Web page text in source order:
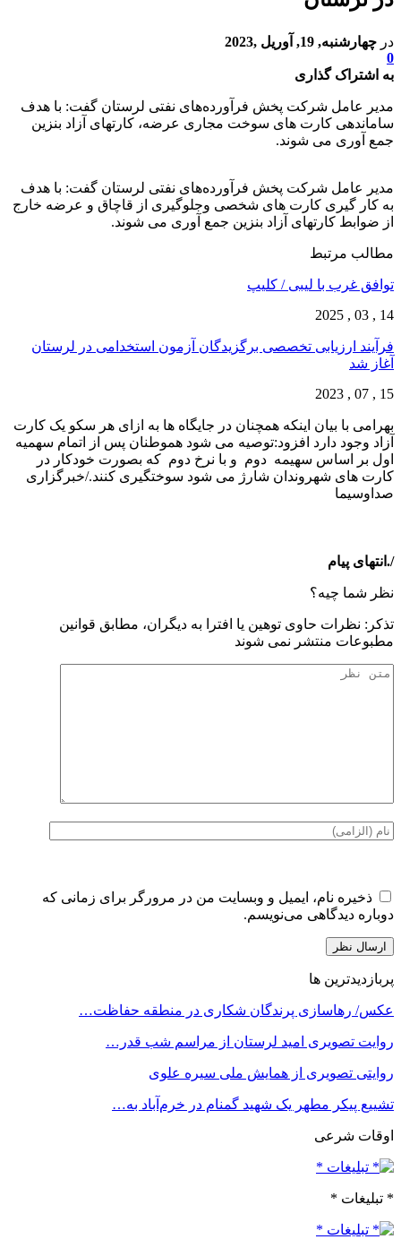
در چهارشنبه, 19, آوریل ,2023
0
به اشتراک گذاری
مدیر عامل شرکت پخش فرآورده‌های نفتی لرستان گفت: با هدف
ساماندهی کارت های سوخت مجاری عرضه، کارتهای آزاد بنزین
جمع آوری می شوند.
مدیر عامل شرکت پخش فرآورده‌های نفتی لرستان گفت: با هدف
به کار گیری کارت های شخصی وجلوگیری از قاچاق و عرضه خارج
از ضوابط کارتهای آزاد بنزین جمع آوری می شوند.
مطالب مرتبط
توافق غرب با لیبی / کلیپ
14 , 03 , 2025
فرآیند ارزیابی تخصصی برگزیدگان آزمون استخدامی در لرستان
آغاز شد
15 , 07 , 2023
بهرامی با بیان اینکه همچنان در جایگاه ها به ازای هر سکو یک کارت
آزاد وجود دارد افزود:توصیه می شود هموطنان پس از اتمام سهمیه
اول بر اساس سهیمه دوم و با نرخ دوم که بصورت خودکار در
کارت های شهروندان شارژ می شود سوختگیری کنند./خبرگزاری
صداوسیما
/.انتهای پیام
نظر شما چیه؟
تذكر: نظرات حاوی توهين يا افترا به ديگران، مطابق قوانين
مطبوعات منتشر نمی شوند
ذخیره نام، ایمیل و وبسایت من در مرورگر برای زمانی که
دوباره دیدگاهی می‌نویسم.
پربازدیدترین ها
عکس/ رهاسازی پرندگان شکاری در منطقه حفاظت…
روایت تصویری امید لرستان از مراسم شب قدر…
روایتی تصویری از همایش ملی سیره علوی
تشییع پیکر مطهر یک شهید گمنام در خرم‌آباد به…
اوقات شرعی
* تبلیغات *